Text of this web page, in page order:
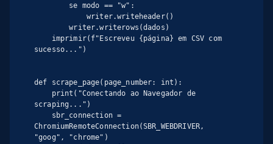
        writer.writerows(dados)
sucesso...")
def scrape_page(page_number: int):
scraping...")
ChromiumRemoteConnection(SBR_WEBDRIVER,
"goog", "chrome")